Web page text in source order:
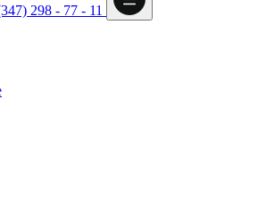
298 - 77 - 11